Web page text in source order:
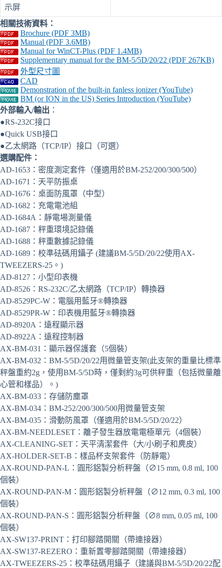
示屏
相關技術資料：
Brochure (PDF 3MB)
Manual (PDF 3.6MB)
Manual for WinCT-Plus (PDF 1.4MB)
Supplementary manual for the BM-5/5D/20/22 (PDF 267KB)
外型尺寸圖
CAD
Demonstration of the built-in fanless ionizer (YouTube)
BM (or ION in the US) Series Introduction (YouTube)
外部輸入/輸出 ：
●RS-232C接口
●Quick USB接口
●乙太網路（TCP/IP）接口（可選）
選購配件：
AD-1653：密度測定套件（僅適用於BM-252/200/300/500）
AD-1671：天平防振桌
AD-1676：桌面防風罩（中型）
AD-1682：充電電池組
AD-1684A：靜電場測量儀
AD-1687：秤重環境記錄儀
AD-1688：秤重數據記錄儀
AD-1689：校準砝碼用鑷子 (建議BM-5/5D/20/22使用AX-
TWEEZERS-25。)
AD-8127：小型印表機
AD-8526：RS-232C/乙太網路（TCP/IP）轉換器
AD-8529PC-W：電腦用藍牙®轉換器
AD-8529PR-W：印表機用藍牙®轉換器
AD-8920A：遠程顯示器
AD-8922A：遠程控制器
AX-BM-031：顯示器保護套（5個裝）
AX-BM-032：BM-5/5D/20/22用微量管支架(此支架的重量比標準
秤盤重約2g，使用BM-5/5D時，僅剩約3g可供秤重（包括微量離
心管和樣品）。)
AX-BM-033：存儲防塵罩
AX-BM-034：BM-252/200/300/500用微量管支架
AX-BM-035：滑動防風罩（僅適用於BM-5/5D/20/22）
AX-BM-NEEDLESET：離子發生器放電電極單元（4個裝）
AX-CLEANING-SET：天平清潔套件（大/小刷子和麂皮）
AX-HOLDER-SET-B：樣品杯支架套件（防靜電）
AX-ROUND-PAN-L：圓形鋁製分析秤盤（∅15 mm, 0.8 ml, 100
個裝）
AX-ROUND-PAN-M：圓形鋁製分析秤盤（∅12 mm, 0.3 ml, 100
個裝）
AX-ROUND-PAN-S：圓形鋁製分析秤盤（∅8 mm, 0.05 ml, 100
個裝）
AX-SW137-PRINT：打印腳踏開關（帶連接器）
AX-SW137-REZERO：重新置零腳踏開關（帶連接器）
AX-TWEEZERS-25：校準砝碼用鑷子（建議與BM-5/5D/20/22配